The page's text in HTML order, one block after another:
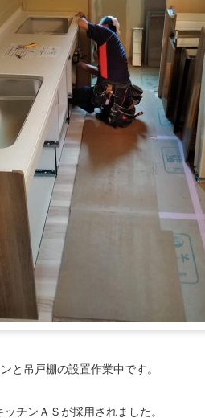
と吊戸棚の設置作業中です。
チンＡＳが採用されました。